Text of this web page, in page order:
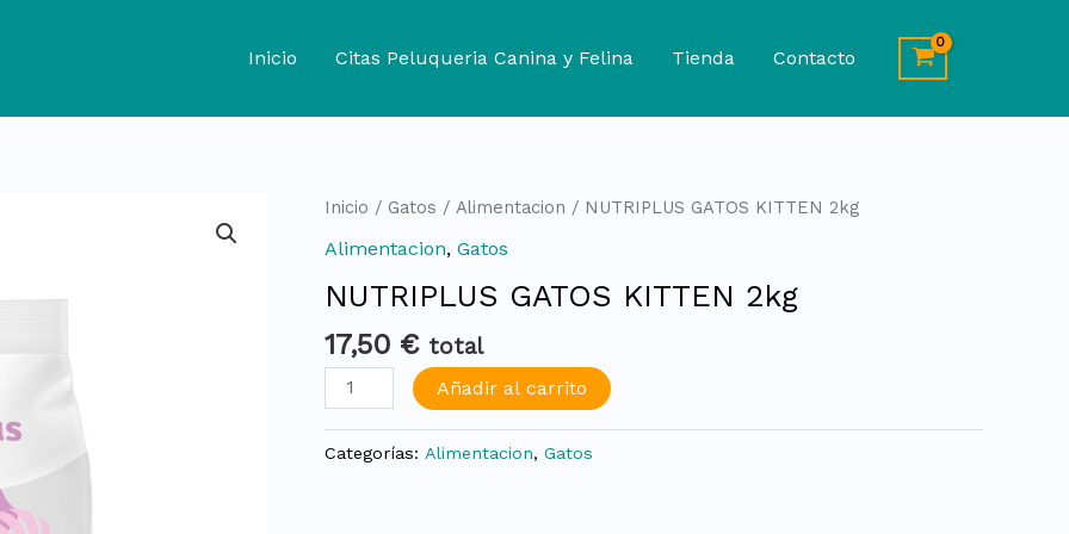
Inicio Citas Peluqueria Canina y Felina Tienda Contacto
Inicio / Gatos / Alimentacion / NUTRIPLUS GATOS KITTEN 2kg
Alimentacion, Gatos
NUTRIPLUS GATOS KITTEN 2kg
17,50 € total
NUTRIPLUS
KITTEN
2kg
Añadir al carrito
Categorías: Alimentacion, Gatos